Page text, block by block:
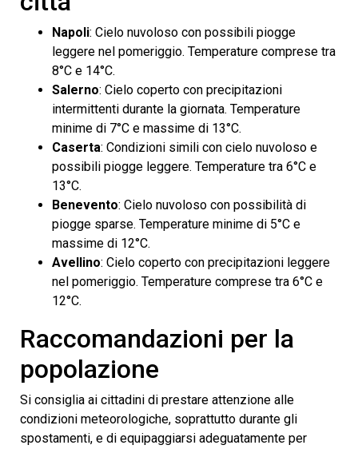
Napoli: Cielo nuvoloso con possibili piogge
leggere nel pomeriggio. Temperature comprese tra
8°C e 14°C.
Salerno: Cielo coperto con precipitazioni
intermittenti durante la giornata. Temperature
minime di 7°C e massime di 13°C.
Caserta: Condizioni simili con cielo nuvoloso e
possibili piogge leggere. Temperature tra 6°C e
13°C.
Benevento: Cielo nuvoloso con possibilità di
piogge sparse. Temperature minime di 5°C e
massime di 12°C.
Avellino: Cielo coperto con precipitazioni leggere
nel pomeriggio. Temperature comprese tra 6°C e
12°C.
Raccomandazioni per la
popolazione
Si consiglia ai cittadini di prestare attenzione alle
condizioni meteorologiche, soprattutto durante gli
spostamenti, e di equipaggiarsi adeguatamente per